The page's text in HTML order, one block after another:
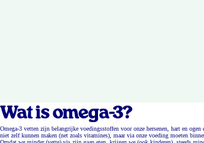
Wat is omega-3?
Omega-3 vetten zijn belangrijke voedingsstoffen voor onze hersenen, hart en
niet zelf kunnen maken (net zoals vitamines), maar via onze voeding moeten